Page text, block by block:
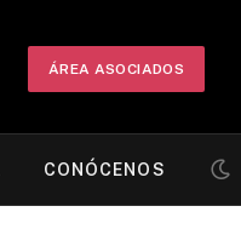
ÁREA ASOCIADOS
CONÓCENOS